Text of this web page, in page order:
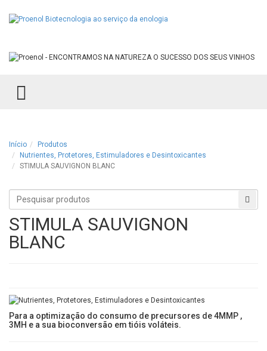
TOGGLE MENU
Início
Produtos
Nutrientes, Protetores, Estimuladores e Desintoxicantes
STIMULA SAUVIGNON BLANC
Procurar
produtos
STIMULA SAUVIGNON
BLANC
Para a optimização do consumo de precursores de 4MMP ,
3MH e a sua bioconversão em tióis voláteis.